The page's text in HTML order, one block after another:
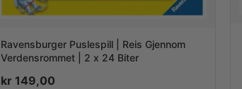
Ravensburger Puslespill | Reis Gjennom
Verdensrommet | 2 x 24 Biter
kr 149,00